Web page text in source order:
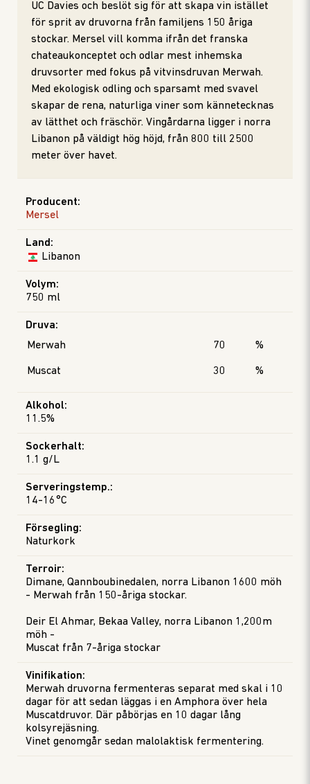
UC Davies och beslöt sig för att skapa vin istället
för sprit av druvorna från familjens 150 åriga
stockar. Mersel vill komma ifrån det franska
chateaukonceptet och odlar mest inhemska
druvsorter med fokus på vitvinsdruvan Merwah.
Med ekologisk odling och sparsamt med svavel
skapar de rena, naturliga viner som kännetecknas
av lätthet och fräschör. Vingårdarna ligger i norra
Libanon på väldigt hög höjd, från 800 till 2500
meter över havet.
Producent:
Mersel
Land :
Libanon
Volym:
750 ml
Druva:
Merwah
70 %
Muscat 30 %
Alkohol:
11.5%
Sockerhalt:
1.1 g/L
Serveringstemp.:
14-16°C
Försegling:
Naturkork
Terroir:
Dimane, Qannboubinedalen, norra Libanon 1600 möh
- Merwah från 150-åriga stockar.
Deir El Ahmar, Bekaa Valley, norra Libanon 1,200m
möh -
Muscat från 7-åriga stockar
Vinifikation:
Merwah druvorna fermenteras separat med skal i 10
dagar för att sedan läggas i en Amphora över hela
Muscatdruvor. Där påbörjas en 10 dagar lång
kolsyrejäsning.